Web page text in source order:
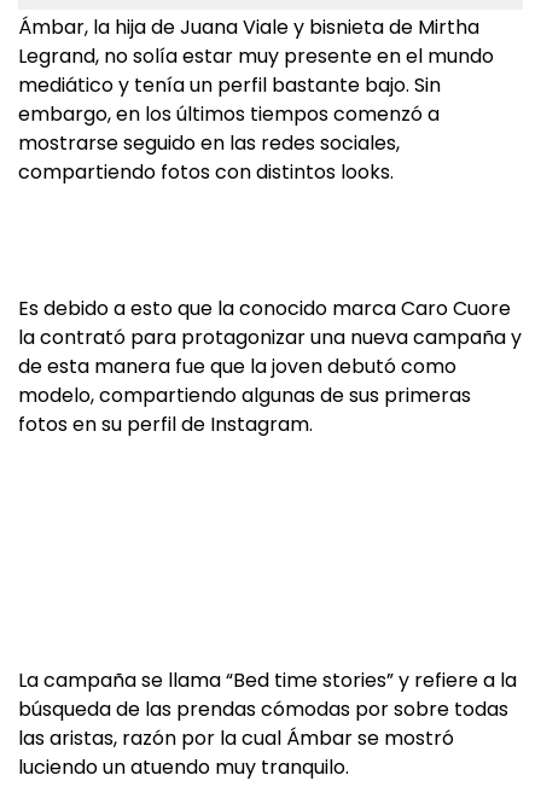
Ámbar, la hija de Juana Viale y bisnieta de Mirtha
Legrand, no solía estar muy presente en el mundo
mediático y tenía un perfil bastante bajo. Sin
embargo, en los últimos tiempos comenzó a
mostrarse seguido en las redes sociales,
compartiendo fotos con distintos looks.
Es debido a esto que la conocido marca Caro Cuore
la contrató para protagonizar una nueva campaña y
de esta manera fue que la joven debutó como
modelo, compartiendo algunas de sus primeras
fotos en su perfil de Instagram.
La campaña se llama “Bed time stories” y refiere a la
búsqueda de las prendas cómodas por sobre todas
las aristas, razón por la cual Ámbar se mostró
luciendo un atuendo muy tranquilo.